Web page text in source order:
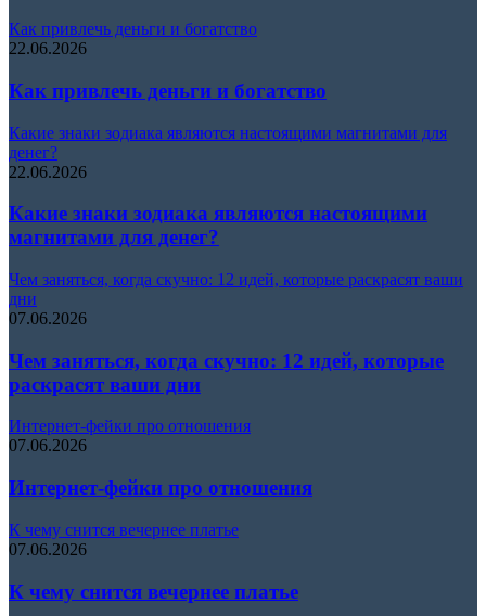
Как привлечь деньги и богатство
22.06.2026
Как привлечь деньги и богатство
Какие знаки зодиака являются настоящими магнитами для
денег?
22.06.2026
Какие знаки зодиака являются настоящими
магнитами для денег?
Чем заняться, когда скучно: 12 идей, которые раскрасят ваши
дни
07.06.2026
Чем заняться, когда скучно: 12 идей, которые
раскрасят ваши дни
Интернет-фейки про отношения
07.06.2026
Интернет-фейки про отношения
К чему снится вечернее платье
07.06.2026
К чему снится вечернее платье